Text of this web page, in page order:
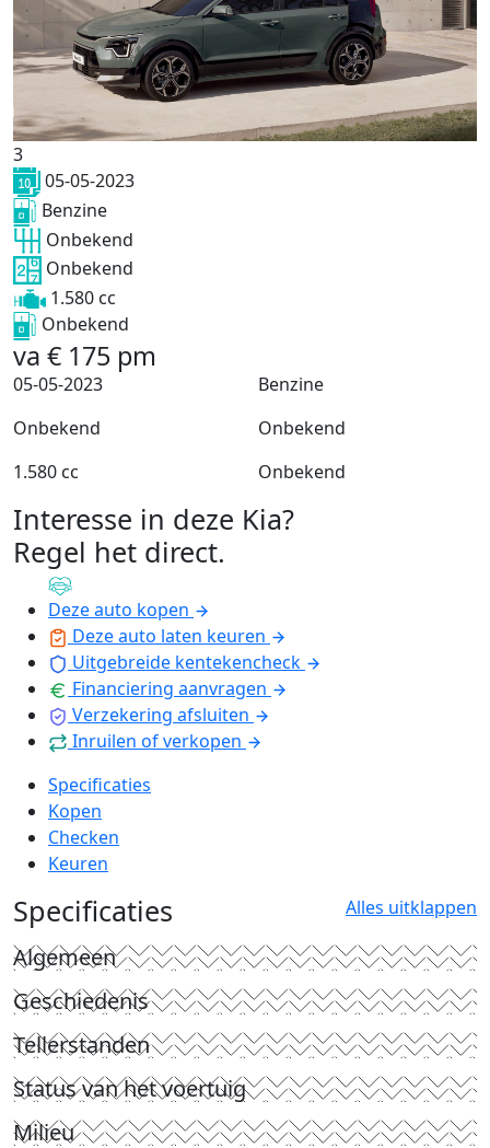
3
05-05-2023
Benzine
Onbekend
Onbekend
1.580 cc
Onbekend
va € 175 pm
05-05-2023
Benzine
Onbekend
Onbekend
1.580 cc
Onbekend
Interesse in deze Kia?
Regel het direct.
Deze auto kopen
Deze auto laten keuren
Uitgebreide kentekencheck
Financiering aanvragen
Verzekering afsluiten
Inruilen of verkopen
Specificaties
Kopen
Checken
Keuren
Specificaties Alles uitklappen
Algemeen
Geschiedenis
Tellerstanden
Status van het voertuig
Milieu